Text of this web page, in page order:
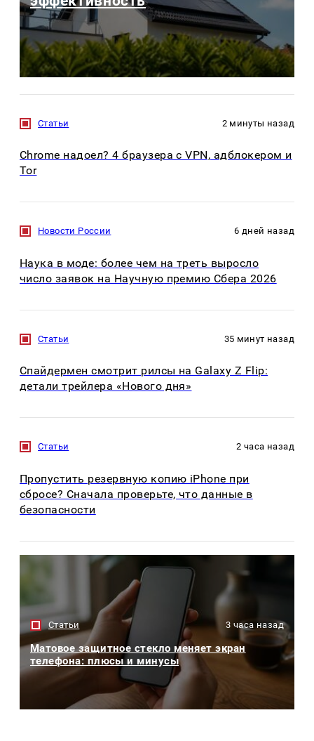
Статьи 2 минуты назад
Chrome надоел? 4 браузера с VPN, адблокером и
Tor
Новости России 6 дней назад
Наука в моде: более чем на треть выросло
число заявок на Научную премию Сбера 2026
Статьи 35 минут назад
Спайдермен смотрит рилсы на Galaxy Z Flip:
детали трейлера «Нового дня»
Статьи 2 часа назад
Пропустить резервную копию iPhone при
сбросе? Сначала проверьте, что данные в
безопасности
Статьи 3 часа назад
Матовое защитное стекло меняет экран
телефона: плюсы и минусы